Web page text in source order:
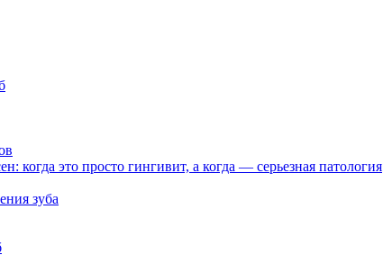
когда это просто гингивит, а когда — серьезная патология
зуба